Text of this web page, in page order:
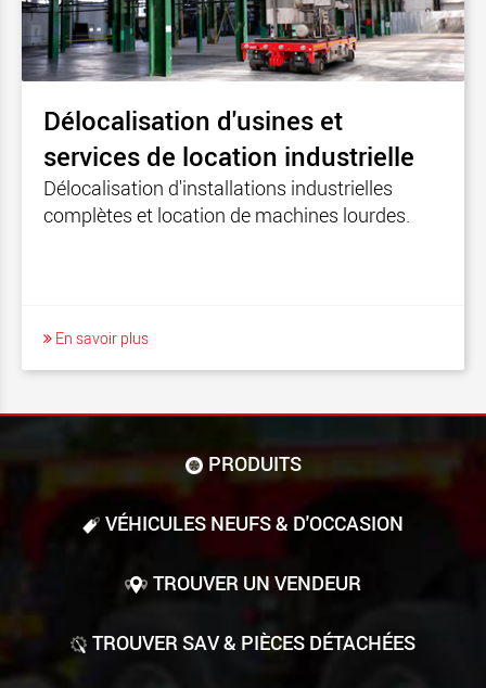
Délocalisation d'usines et
services de location industrielle
Délocalisation d'installations industrielles
complètes et location de machines lourdes.
En savoir plus
PRODUITS
VÉHICULES NEUFS & D'OCCASION
TROUVER UN VENDEUR
TROUVER SAV & PIÈCES DÉTACHÉES